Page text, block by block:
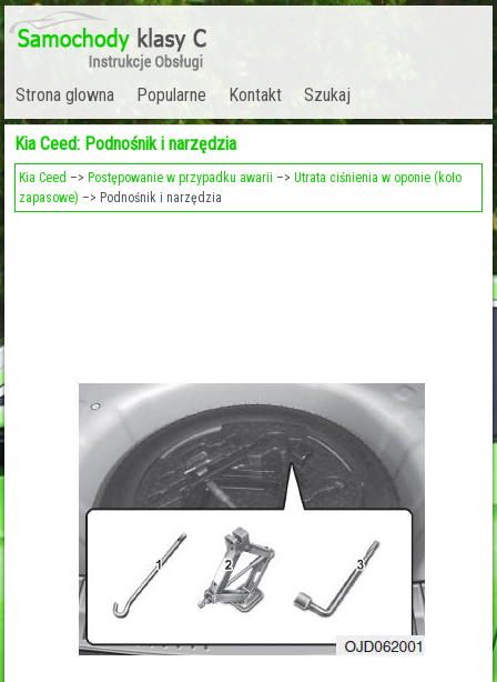
Strona glowna Popularne Kontakt Szukaj
Kia Ceed: Podnośnik i narzędzia
Kia Ceed –> Postępowanie w przypadku awarii –>Utrata ciśnienia w oponie (koło
zapasowe) –> Podnośnik i narzędzia